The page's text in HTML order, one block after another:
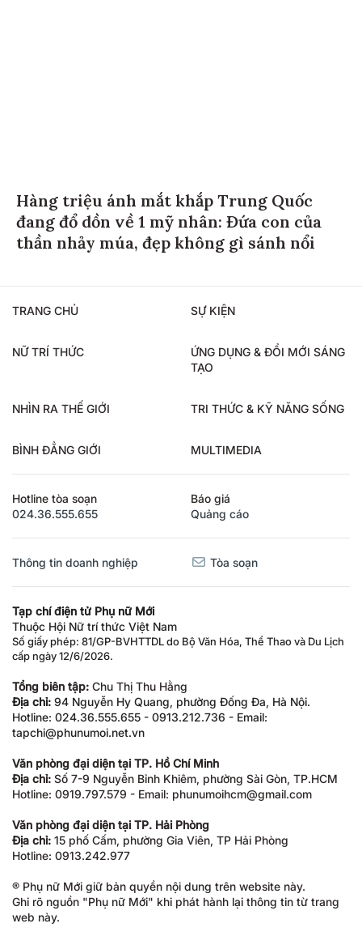
Hàng triệu ánh mắt khắp Trung Quốc
đang đổ dồn về 1 mỹ nhân: Đứa con của
thần nhảy múa, đẹp không gì sánh nổi
TRANG CHỦ SỰ KIỆN
NỮ TRÍ THỨC
ỨNG DỤNG & ĐỔI MỚI SÁNG
TẠO
NHÌN RA THẾ GIỚI TRI THỨC & KỸ NĂNG SỐNG
BÌNH ĐẲNG GIỚI MULTIMEDIA
Hotline tòa soạn
024.36.555.655
Báo giá
Quảng cáo
Thông tin doanh nghiệp Tòa soạn
Tạp chí điện tử Phụ nữ Mới
Thuộc Hội Nữ trí thức Việt Nam
Số giấy phép: 81/GP-BVHTTDL do Bộ Văn Hóa, Thể Thao và Du Lịch
cấp ngày 12/6/2026.
Tổng biên tập: Chu Thị Thu Hằng
Địa chỉ: 94 Nguyễn Hy Quang, phường Đống Đa, Hà Nội.
Hotline: 024.36.555.655 - 0913.212.736 - Email:
tapchi@phunumoi.net.vn
Văn phòng đại diện tại TP. Hồ Chí Minh
Địa chỉ: Số 7-9 Nguyễn Bỉnh Khiêm, phường Sài Gòn, TP.HCM
Hotline: 0919.797.579 - Email: phunumoihcm@gmail.com
Văn phòng đại diện tại TP. Hải Phòng
Địa chỉ: 15 phố Cấm, phường Gia Viên, TP Hải Phòng
Hotline: 0913.242.977
® Phụ nữ Mới giữ bản quyền nội dung trên website này.
Ghi rõ nguồn "Phụ nữ Mới" khi phát hành lại thông tin từ trang
web này.